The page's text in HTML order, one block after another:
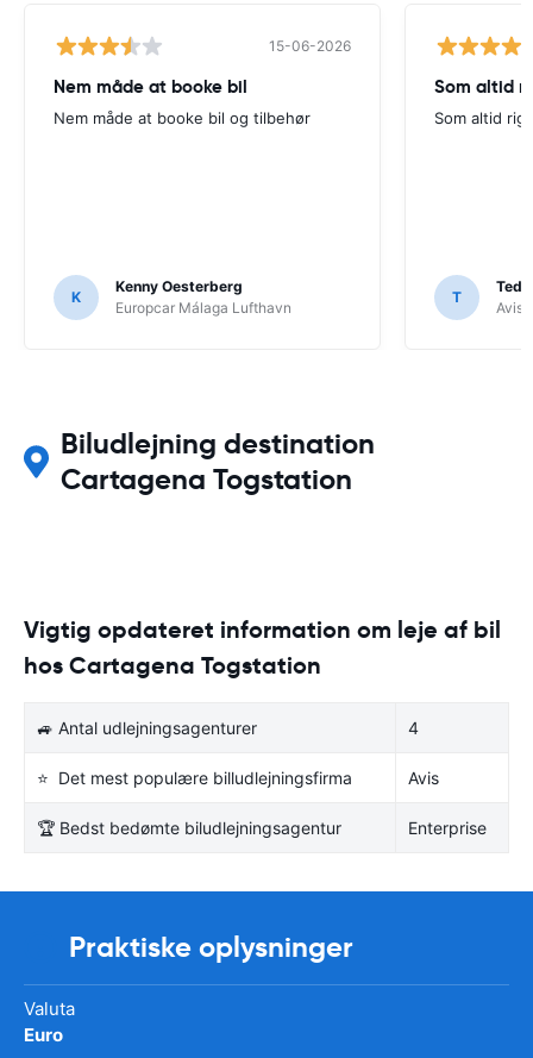
15-06-2026
Nem måde at booke bil
Nem måde at booke bil og tilbehør
K
Kenny Oesterberg
Europcar Málaga Lufthavn
Som altid
Som altid
T
Avis
Biludlejning destination
Cartagena Togstation
Vigtig opdateret information om leje af bil
hos Cartagena Togstation
🚙 Antal udlejningsagenturer 4
⭐ Det mest populære billudlejningsfirma Avis
🏆 Bedst bedømte biludlejningsagentur Enterprise
Praktiske oplysninger
Valuta
Euro